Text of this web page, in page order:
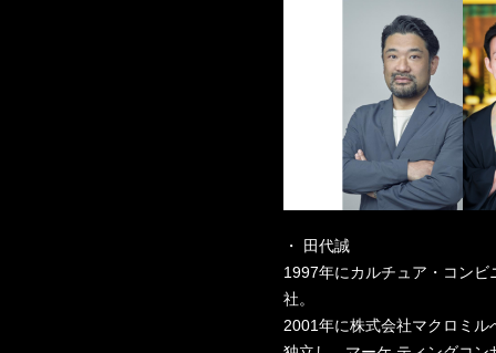
・ 田代誠
1997年にカルチュア・コン
社。
2001年に株式会社マクロミ